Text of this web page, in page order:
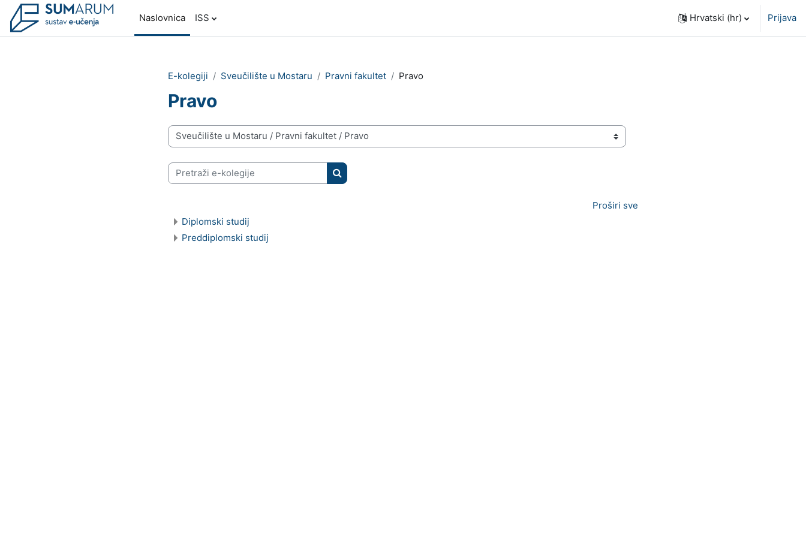
Preskoči na sadržaj
Naslovnica
ISS Hrvatski ‎(hr)‎ Prijava
E-kolegiji Sveučilište u Mostaru Pravni fakultet Pravo
Pravo
Popis e-kolegija
Pretraži e-kolegije
Pretraži e-kolegije
Proširi sve
Diplomski studij
Preddiplomski studij